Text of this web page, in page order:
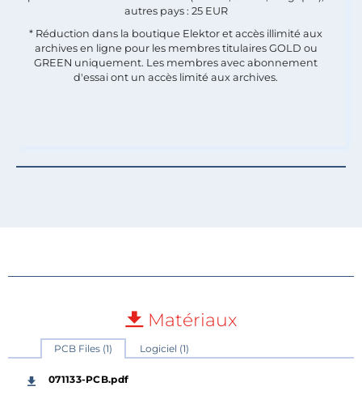
autres pays : 25 EUR
* Réduction dans la boutique Elektor et accès illimité aux
archives en ligne pour les membres titulaires GOLD ou
GREEN uniquement. Les membres avec abonnement
d'essai ont un accès limité aux archives.
Matériaux
PCB Files (1) Logiciel (1)
071133-PCB.pdf